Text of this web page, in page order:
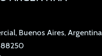
Buenos Aires, Argentina